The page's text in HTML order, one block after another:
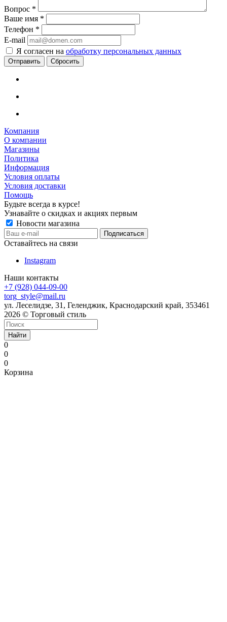
Вопрос *
Ваше имя *
Телефон *
E-mail
Я согласен на обработку персональных данных
Сбросить
Компания
О компании
Магазины
Политика
Информация
Условия оплаты
Условия доставки
Помощь
Будьте всегда в курсе!
Узнавайте о скидках и акциях первым
Новости магазина
Оставайтесь на связи
Instagram
Наши контакты
+7 (928) 044-09-00
torg_style@mail.ru
ул. Леселидзе, 31, Геленджик, Краснодарский край, 353461
2026 © Торговый стиль
Найти
0
0
0
Корзина